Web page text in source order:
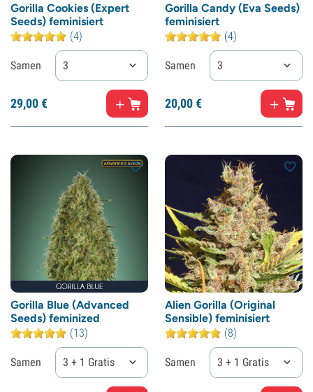
Gorilla Cookies (Expert
Seeds) feminisiert
(4)
Samen 3
29,00€
Gorilla Candy (Eva Seeds)
feminisiert
(4)
Samen 3
20,00€
Gorilla Blue (Advanced
Seeds) feminized
(13)
Samen 3 + 1 Gratis
Alien Gorilla (Original
Sensible) feminisiert
(8)
Samen 3 + 1 Gratis